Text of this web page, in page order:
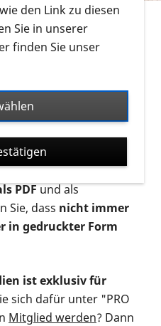
PRO RETINA-Website
Menschen an.
Infomaterial
um ausschließlich
Audios oder Videos zu
Broschüren werden in
zur
gedruckte Variante
PDFund als
Sie, dass nicht immer
in gedruckter Form
ist exklusiv für
sich dafür unter "PRO
Mitglied werden? Dann
den Link zu diesen
Sie in unserer
finden Sie unser